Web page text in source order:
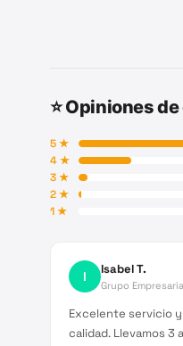
⭐ Opiniones
5★
4★
3★
2★
1★
I Isabel T.
Grupo
Excelente servicio
calidad. Llevamos 3